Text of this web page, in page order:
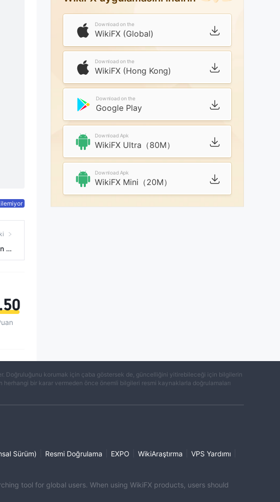
yö
Download on the
WikiFX (Global)
Download on the
WikiFX (Hong Kong)
Download on the
Google Play
Download Apk
WikiFX Ultra（80M）
Download Apk
WikiFX Mini（20M）
Doğruluğunu korumak için çaba göstersek de, güncelliğini yitirebileceği için bilgilerin
bir karar vermeden önce önemli bilgileri resmi kaynaklarla doğrulamaları
Sürüm) Resmi Doğrulama EXPO WikiAraştırma VPS Yardımı
tool for global users. When using WikiFX products, users should